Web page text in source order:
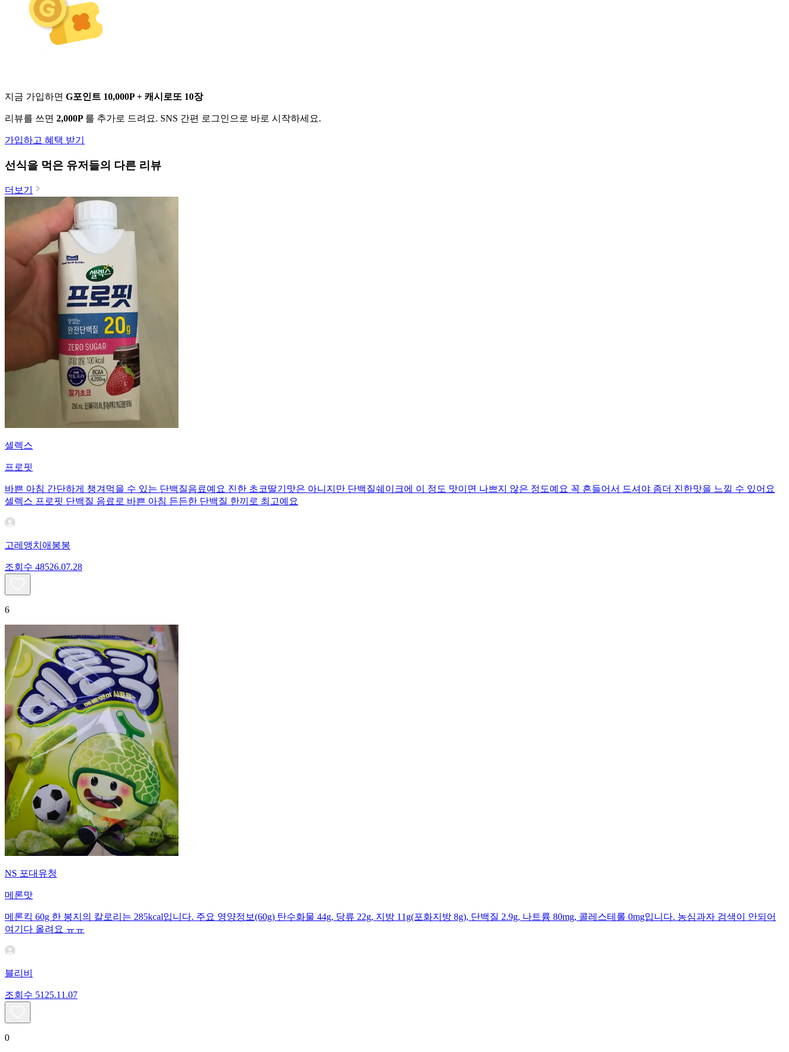
지금 가입하면 G포인트 10,000P + 캐시로또 10장
리뷰를 쓰면 2,000P 를 추가로 드려요. SNS 간편 로그인으로 바로 시작하세요.
가입하고 혜택 받기
선식을 먹은 유저들의 다른 리뷰
더보기
셀렉스
프로핏
바쁜 아침 간단하게 챙겨먹을 수 있는 단백질음료예요 진한 초코딸기맛은 아니지만 단백질쉐이크에 이 정도 맛이면 나쁘지 않은 정도예요 꼭 흔들어서 드셔야 좀더 진한맛을 느낄 수 있어요
셀렉스 프로핏 단백질 음료로 바쁜 아침 든든한 단백질 한끼로 최고예요
고레앵치애봉봉
조회수 48526.07.28
6
NS 포대유청
메론맛
메론킥 60g 한 봉지의 칼로리는 285kcal입니다. 주요 영양정보(60g) 탄수화물 44g, 당류 22g, 지방 11g(포화지방 8g), 단백질 2.9g, 나트륨 80mg, 콜레스테롤 0mg입니다. 농심과자 검색이 안되어
여기다 올려요 ㅠㅠ
블리비
조회수 51 25.11.07
0